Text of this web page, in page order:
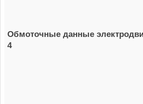
Обмоточные данные
4